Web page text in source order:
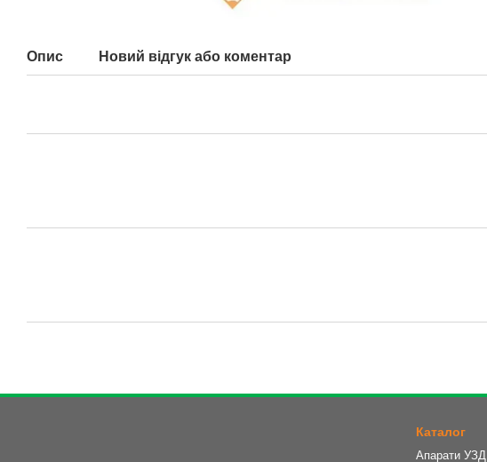
Опис Новий відгук або коментар
Каталог
Апарати УЗД